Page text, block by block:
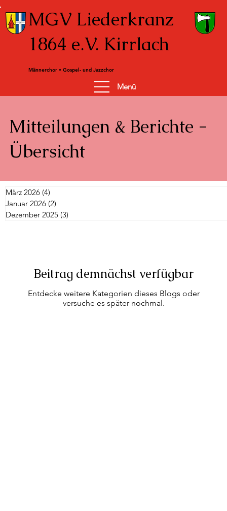
MGV Liederkranz
1864 e.V. Kirrlach
Männerchor • Gospel- und Jazzchor
Menü
Mitteilungen & Berichte -
Übersicht
März 2026 (4)
Januar 2026 (2)
Dezember 2025 (3)
Beitrag demnächst verfügbar
Entdecke weitere Kategorien dieses Blogs oder
versuche es später nochmal.